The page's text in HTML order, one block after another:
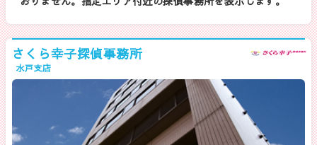
さくら幸子探偵事務所
水戸支店